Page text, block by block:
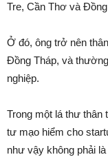
Tre, Cần Thơ và
Ở đó, ông trở nên
Đồng Tháp, và
nghiệp.
Trong một lá thư thân
tư mạo hiểm cho
như vậy không phải